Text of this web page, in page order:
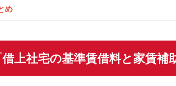
め
借上社宅の基準賃借料と家賃補